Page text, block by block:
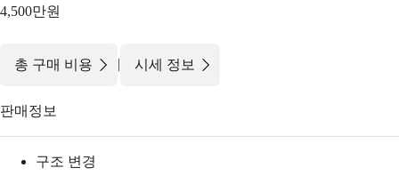
4,500만원
총 구매 비용 | 시세 정보
판매정보
구조 변경